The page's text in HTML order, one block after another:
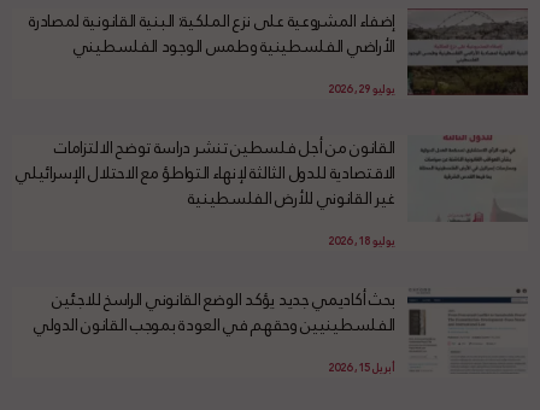
إضفاء المشروعية على نزع الملكية: البنية القانونية لمصادرة
الأراضي الفلسطينية وطمس الوجود الفلسطيني
يوليو 29, 2026
القانون من أجل فلسطين تنشر دراسة توضح الالتزامات
الاقتصادية للدول الثالثة لإنهاء التواطؤ مع الاحتلال الإسرائيلي
غير القانوني للأرض الفلسطينية
يوليو 18, 2026
بحث أكاديمي جديد يؤكد الوضع القانوني الراسخ للاجئين
الفلسطينيين وحقهم في العودة بموجب القانون الدولي
أبريل 15, 2026